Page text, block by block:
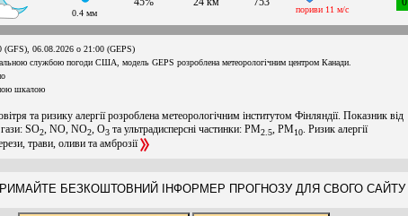
0.4 мм пориви 11 м/с
(GFS), 06.08.2026 о 21:00 (GEPS)
службою погоди США, модель GEPS розроблена метеорологічним центром Канади.
шкалою
та ризику алергії розроблена метеорологічним інститутом Фінляндії. Показник від
SO2 , NO, NO2 , O3 та ультрадисперсні частинки: PM2.5 , PM10 . Ризик алергії
трави, оливи та амброзії
БЕЗКОШТОВНИЙ ІНФОРМЕР ПРОГНОЗУ ДЛЯ СВОГО САЙТУ